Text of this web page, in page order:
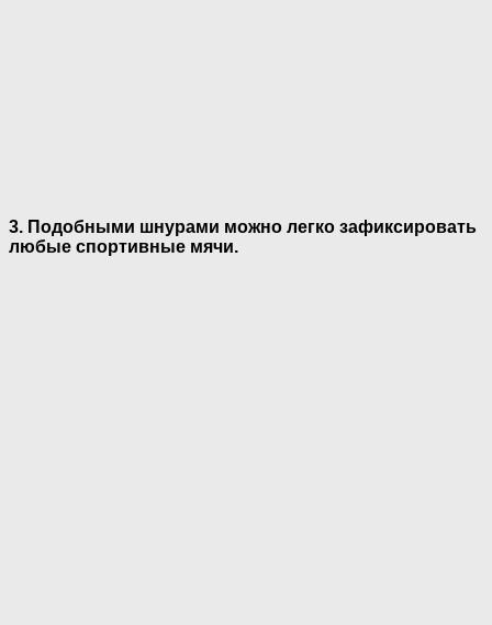
3. Подобными шнурами можно легко зафиксировать
любые спортивные мячи.